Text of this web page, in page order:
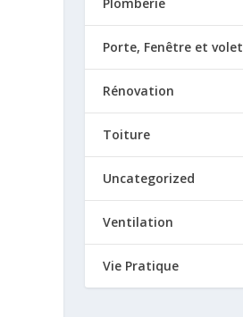
Porte, Fenêtre et volet
Rénovation
Toiture
Uncategorized
Ventilation
Vie Pratique